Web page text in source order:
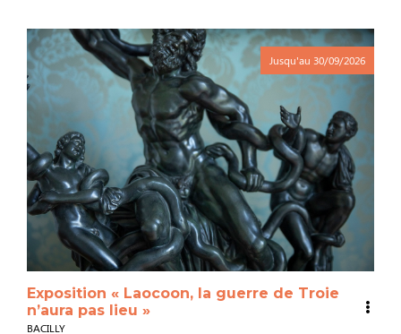
Jusqu'au 30/09/2026
Exposition « Laocoon, la guerre de Troie
n’aura pas lieu »
BACILLY